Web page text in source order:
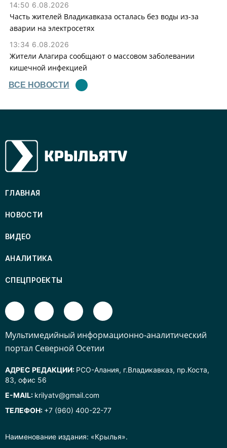
14:50 6.08.2026
Часть жителей Владикавказа осталась без воды из-за
аварии на электросетях
13:34 6.08.2026
Жители Алагира сообщают о массовом заболевании
кишечной инфекцией
ВСЕ НОВОСТИ
Наименование издания: «Крылья».
ГЛАВНАЯ
НОВОСТИ
ВИДЕО
АНАЛИТИКА
СПЕЦПРОЕКТЫ
Mультимедийный информационно-аналитический
портал Северной Осетии
АДРЕС РЕДАКЦИИ: РСО-Алания, г.Владикавказ, пр.Коста,
83, офис 56
E-MAIL: krilyatv@gmail.com
ТЕЛЕФОН: +7 (960) 400-22-77